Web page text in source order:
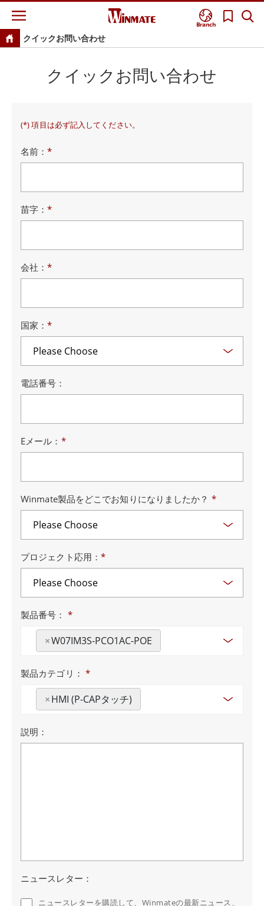
Branch
クイックお問い合わせ
クイックお問い合わせ
(*) 項目は必ず記入してください。
名前：*
苗字：*
会社：*
国家：*
電話番号：
Eメール： *
Winmate製品をどこでお知りになりましたか？ *
プロジェクト応用： *
製品番号： *
×W07IM3S-PCO1AC-POE
製品カテゴリ： *
×HMI (P-CAPタッチ)
説明：
ニュースレター：
ニュースレターを購読して、Winmateの最新ニュース、